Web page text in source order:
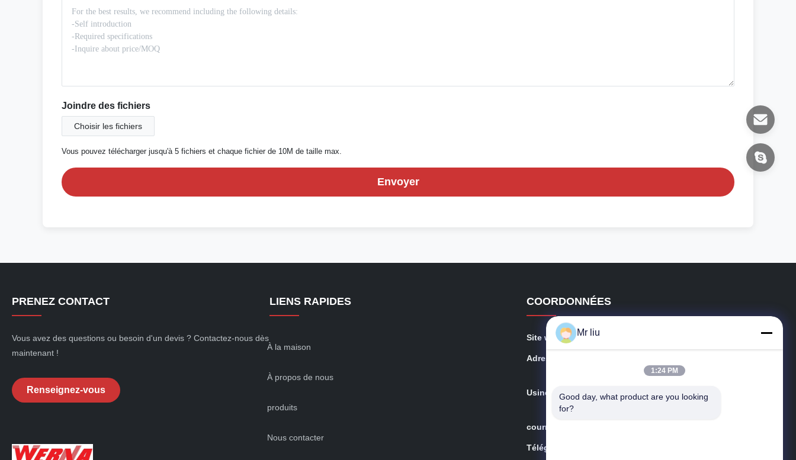
Joindre des fichiers
Choisir les fichiers
Vous pouvez télécharger jusqu'à 5 fichiers et chaque fichier de 10M de taille max.
Envoyer
PRENEZ CONTACT
Vous avez des questions ou besoin d'un devis ? Contactez-nous dès
maintenant !
Renseignez-vous
LIENS RAPIDES
À la maison
À propos de nous
produits
Nous contacter
COORDONNÉES
Site web: brushlessacgenerator.com
Adresse:
pement économique de Xishan, ville de Wuxi
Usine:
Route occidentale de No.13Chunsun, zone de dévelop
courriel:
Télégramme:
Mr liu
1:24 PM
Good day, what product are you looking
for?